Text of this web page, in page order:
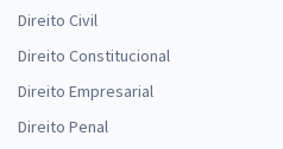
Direito Civil
Direito Constitucional
Direito Empresarial
Direito Penal